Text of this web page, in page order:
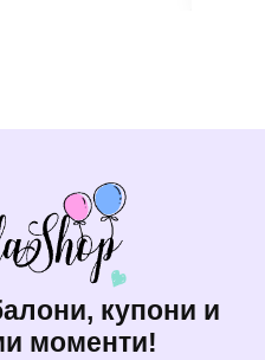
купони и
моменти!